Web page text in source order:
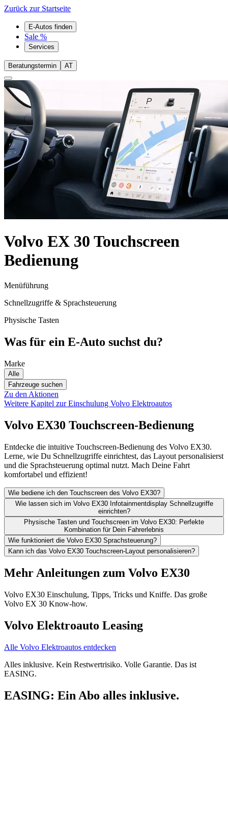
Zurück zur Startseite
E-Autos finden
Sale %
Services
Beratungstermin AT
Volvo EX 30 Touchscreen
Bedienung
Menüführung
Schnellzugriffe & Sprachsteuerung
Physische Tasten
Was für ein E-Auto suchst du?
Marke
Alle
Fahrzeuge suchen
Zu den Aktionen
Weitere Kapitel zur Einschulung Volvo Elektroautos
Volvo EX30 Touchscreen-Bedienung
Entdecke die intuitive Touchscreen-Bedienung des Volvo EX30.
Lerne, wie Du Schnellzugriffe einrichtest, das Layout personalisierst
und die Sprachsteuerung optimal nutzt. Mach Deine Fahrt
komfortabel und effizient!
Wie bediene ich den Touchscreen des Volvo EX30?
Wie lassen sich im Volvo EX30 Infotainmentdisplay Schnellzugriffe
einrichten?
Physische Tasten und Touchscreen im Volvo EX30: Perfekte
Kombination für Dein Fahrerlebnis
Wie funktioniert die Volvo EX30 Sprachsteuerung?
Kann ich das Volvo EX30 Touchscreen-Layout personalisieren?
Mehr Anleitungen zum Volvo EX30
Volvo EX30 Einschulung, Tipps, Tricks und Kniffe. Das große
Volvo EX 30 Know-how.
Volvo Elektroauto Leasing
Alle Volvo Elektroautos entdecken
Alles inklusive. Kein Restwertrisiko. Volle Garantie. Das ist
EASING.
EASING: Ein Abo alles inklusive.